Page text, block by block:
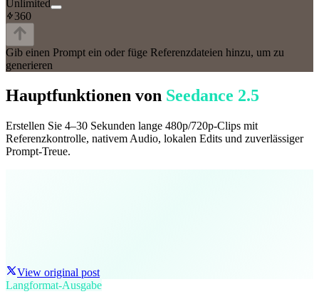
Unlimited
360
Gib einen Prompt ein oder füge Referenzdateien hinzu, um zu
generieren
Hauptfunktionen von Seedance 2.5
Erstellen Sie 4–30 Sekunden lange 480p/720p-Clips mit
Referenzkontrolle, nativem Audio, lokalen Edits und zuverlässiger
Prompt-Treue.
View original post
Langformat-Ausgabe